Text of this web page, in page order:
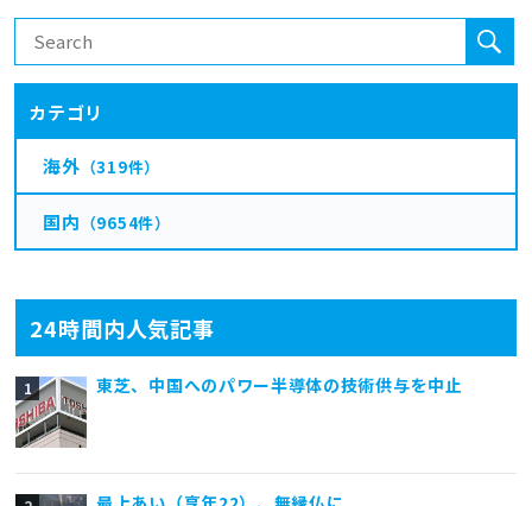
24時間内人気記事
東芝、中国へのパワー半導体の技術供与を中止
カテゴリ
海外 （319件）
国内 （9654件）